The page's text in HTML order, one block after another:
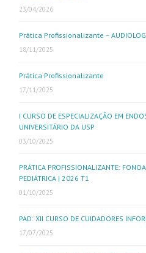
23/04/2026
Prática Profissionalizante –
18/11/2025
Prática Profissionalizante
17/11/2025
I CURSO DE ESPECIALIZAÇÃO EM
UNIVERSITÁRIO DA USP
03/10/2025
PRÁTICA PROFISSIONALIZANTE:
PEDIÁTRICA | 2026 T1
01/10/2025
PAD: XII CURSO DE CUIDADORES
17/07/2025